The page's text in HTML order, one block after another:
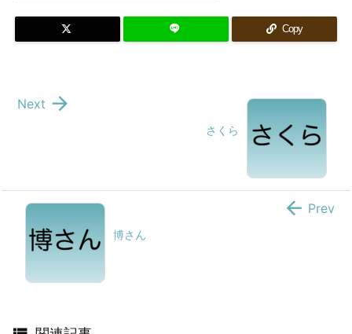
Copy
さくら

Next
博さん
 Prev